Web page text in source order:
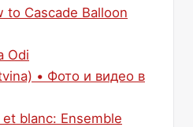
to Cascade Balloon
Odi
• Фото и видео в
blanc: Ensemble